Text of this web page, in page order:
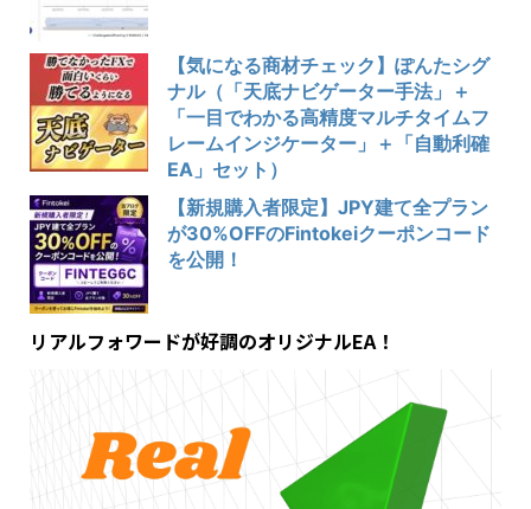
【気になる商材チェック】ぽんたシグ
ナル（「天底ナビゲーター手法」＋
「一目でわかる高精度マルチタイムフ
レームインジケーター」＋「自動利確
EA」セット）
【新規購入者限定】JPY建て全プラン
が30%OFFのFintokeiクーポンコード
を公開！
リアルフォワードが好調のオリジナルEA！